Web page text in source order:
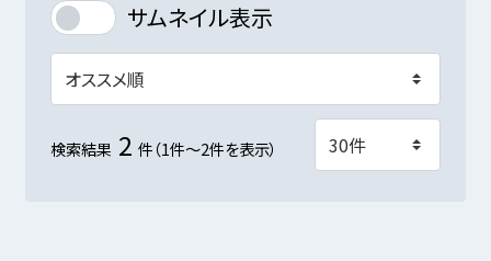
サムネイル表示
検索結果 2 件（1件～2件を表示）